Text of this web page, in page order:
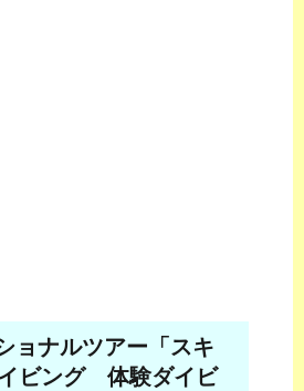
ョナルツアー「スキ
ビング 体験ダイビ